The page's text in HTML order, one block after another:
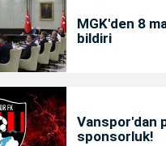
MGK'den 8
bildiri
Vanspor'dan
sponsorluk!